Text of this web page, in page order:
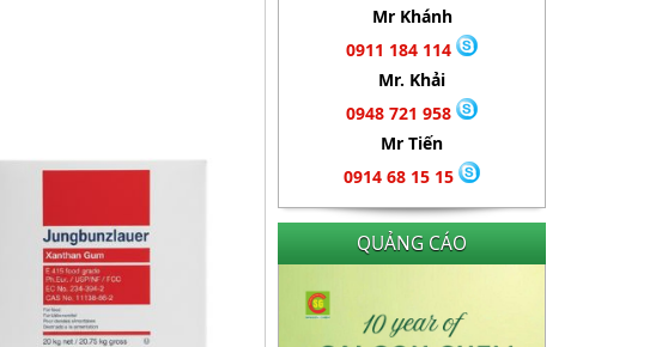
Mr Khánh
0911 184 114
Mr. Khải
0948 721 958
Mr Tiến
0914 68 15 15
QUẢNG CÁO